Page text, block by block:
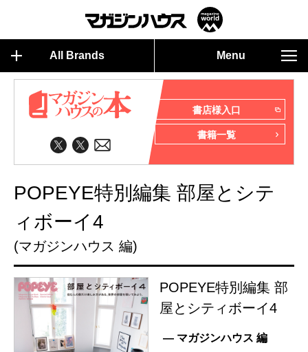
All Brands Menu
書店様入口
書籍一覧
POPEYE特別編集 部屋とシテ
ィボーイ4
(マガジンハウス 編)
POPEYE特別編集 部
屋とシティボーイ4
— マガジンハウス 編